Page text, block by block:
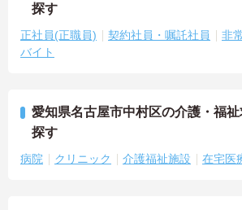
探す
正社員(正職員) 契約社員・嘱託社員
非
バイト
愛知県名古屋市中村区の介護・福
探す
病院 クリニック 介護福祉施設 在宅医